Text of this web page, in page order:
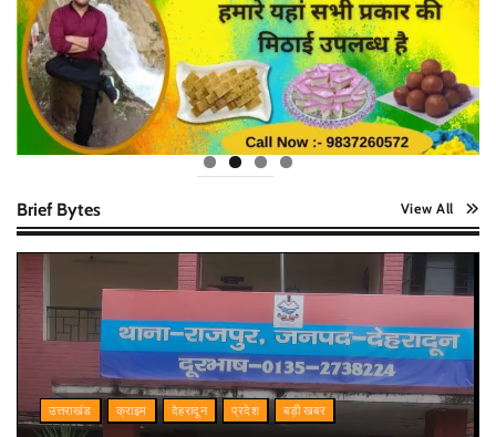
Brief Bytes View All
उत्तराखंड क्राइम देहरादून प्रदेश बड़ी खबर